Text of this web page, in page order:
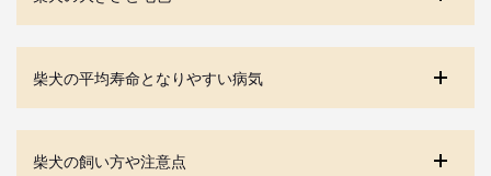
柴犬の平均寿命となりやすい病気
柴犬の飼い方や注意点